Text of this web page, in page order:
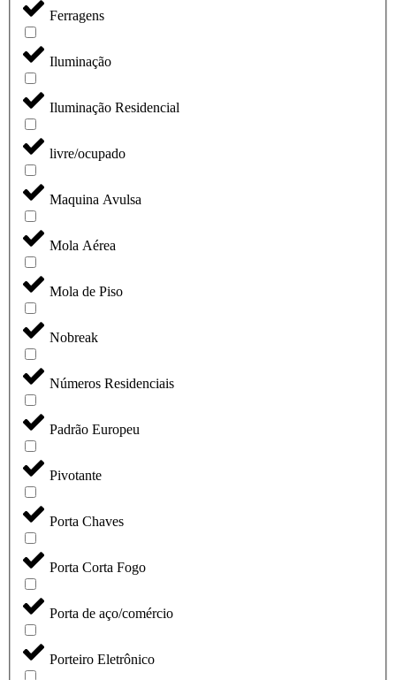
Ferragens
Iluminação
Iluminação Residencial
livre/ocupado
Maquina Avulsa
Mola Aérea
Mola de Piso
Nobreak
Números Residenciais
Padrão Europeu
Pivotante
Porta Chaves
Porta Corta Fogo
Porta de aço/comércio
Porteiro Eletrônico